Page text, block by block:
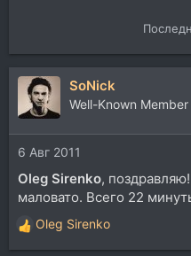
SoNick
Well-Known Member
6 Авг 2011
Oleg Sirenko,
маловато. Всего 22
Р
е
Oleg Sirenko